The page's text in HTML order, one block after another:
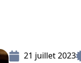
21 juillet 2023